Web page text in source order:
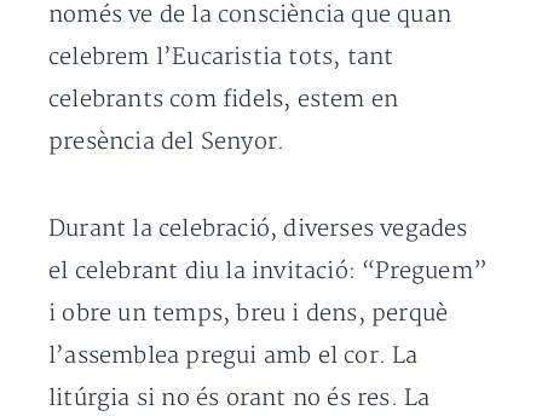
només ve de la consciència que quan
celebrem l’Eucaristia tots, tant
celebrants com fidels, estem en
presència del Senyor.
Durant la celebració, diverses vegades
el celebrant diu la invitació: “Preguem”
i obre un temps, breu i dens, perquè
l’assemblea pregui amb el cor. La
litúrgia si no és orant no és res. La